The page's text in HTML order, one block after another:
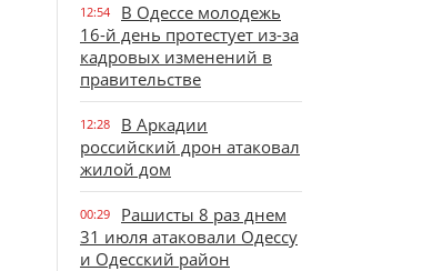
12:54
В Одессе молодежь
16-й день протестует из-за
кадровых изменений в
правительстве
12:28
В Аркадии
российский дрон атаковал
жилой дом
00:29
Рашисты 8 раз днем
31 июля атаковали Одессу
и Одесский район